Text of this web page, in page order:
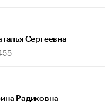
Сергеевна
Радиковна